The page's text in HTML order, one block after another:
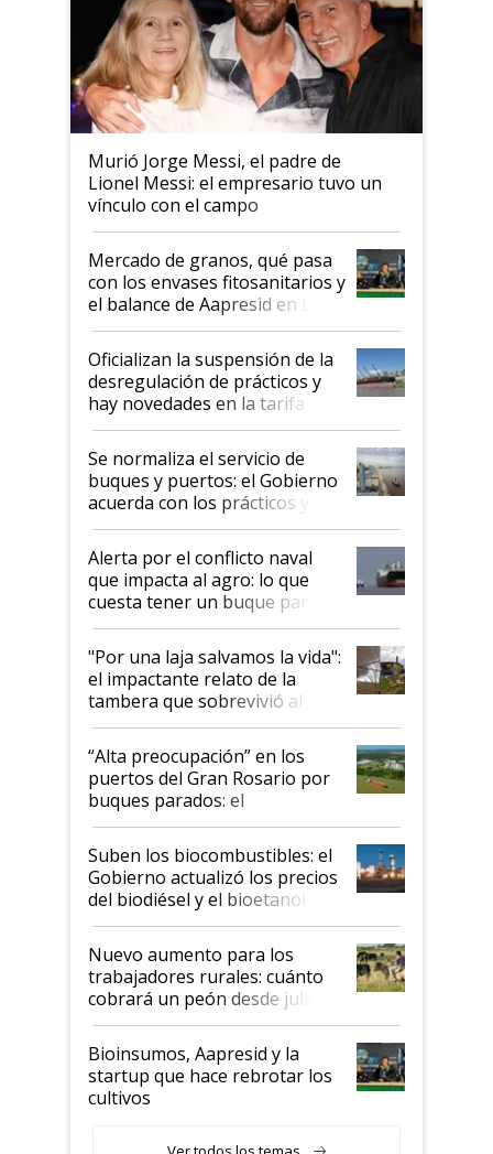
Murió Jorge Messi, el padre de
Lionel Messi: el empresario tuvo un
vínculo con el campo
Mercado de granos, qué pasa
con los envases fitosanitarios y
el balance de Aapresid en La
Posta
Oficializan la suspensión de la
desregulación de prácticos y
hay novedades en la tarifa de
la hidrovía
Se normaliza el servicio de
buques y puertos: el Gobierno
acuerda con los prácticos y
suspende el decreto de
desregulación
Alerta por el conflicto naval
que impacta al agro: lo que
cuesta tener un buque parado
y el peligro de que Argentina
pase a ser "país sucio"
"Por una laja salvamos la vida":
el impactante relato de la
tambera que sobrevivió al
tornado
“Alta preocupación” en los
puertos del Gran Rosario por
buques parados: el
funcionamiento de las
exportadoras en tensión tras
la medida de fuerza de los
prácticos
Suben los biocombustibles: el
Gobierno actualizó los precios
del biodiésel y el bioetanol
Nuevo aumento para los
trabajadores rurales: cuánto
cobrará un peón desde julio
Bioinsumos, Aapresid y la
startup que hace rebrotar los
cultivos